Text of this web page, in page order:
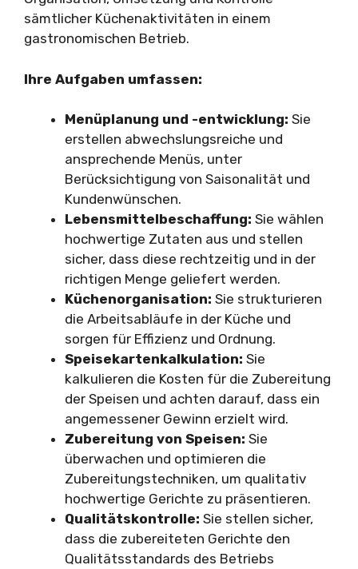
sämtlicher Küchenaktivitäten in einem
gastronomischen Betrieb.
Ihre Aufgaben umfassen:
Menüplanung und -entwicklung: Sie
erstellen abwechslungsreiche und
ansprechende Menüs, unter
Berücksichtigung von Saisonalität und
Kundenwünschen.
Lebensmittelbeschaffung: Sie wählen
hochwertige Zutaten aus und stellen
sicher, dass diese rechtzeitig und in der
richtigen Menge geliefert werden.
Küchenorganisation: Sie strukturieren
die Arbeitsabläufe in der Küche und
sorgen für Effizienz und Ordnung.
Speisekartenkalkulation: Sie
kalkulieren die Kosten für die Zubereitung
der Speisen und achten darauf, dass ein
angemessener Gewinn erzielt wird.
Zubereitung von Speisen: Sie
überwachen und optimieren die
Zubereitungstechniken, um qualitativ
hochwertige Gerichte zu präsentieren.
Qualitätskontrolle: Sie stellen sicher,
dass die zubereiteten Gerichte den
Qualitätsstandards des Betriebs